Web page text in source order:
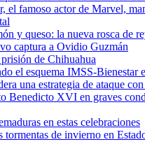
el famoso actor de Marvel,
y queso: la nueva rosca de
captura a Ovidio Guzmán
de Chihuahua
el esquema IMSS-Bienestar
una estrategia de ataque
Benedicto XVI en graves
en estas celebraciones
tormentas de invierno en